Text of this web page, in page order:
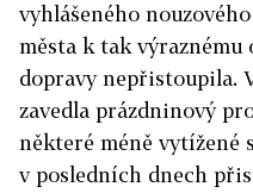
vyhlášeného
města k tak výraznému
dopravy nepřistoupila.
zavedla prázdninový
některé méně vytížené
v posledních dnech